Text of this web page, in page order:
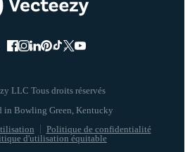
LLC Tous droits réservés
Politique de confidentialité
d'utilisation équitable